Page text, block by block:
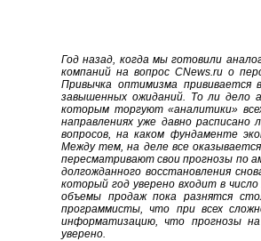
Год назад, когда мы готовили
компаний на вопрос CNews.ru о
Привычка оптимизма прививается
завышенных ожиданий. То ли дело
которым торгуют «аналитики»
направлениях уже давно
вопросов, на каком фундаменте
Между тем, на деле все
пересматривают свои прогнозы по
долгожданного восстановления
который год уверено входит в
объемы продаж пока разнятся
программисты, что при всех
информатизацию, что прогнозы
уверено.